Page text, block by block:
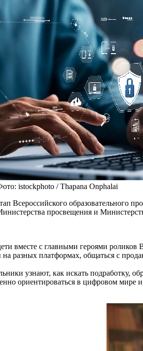
istockphoto / Thapana Onphalai
Всероссийского образовательного
просвещения и
вместе с главными героями
разных платформах, общаться с
узнают, как искать подработку,
ориентироваться в цифровом мире